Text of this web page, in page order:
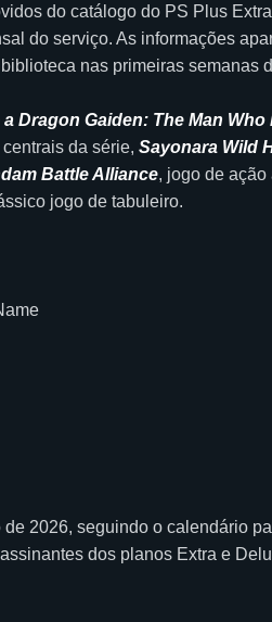
do catálogo do PS Plus
do serviço. As informações
nas primeiras semanas
Dragon Gaiden: The Man Who
da série, Sayonara Wild
Battle Alliance, jogo de
jogo de tabuleiro.
2026, seguindo o calendário
dos planos Extra e